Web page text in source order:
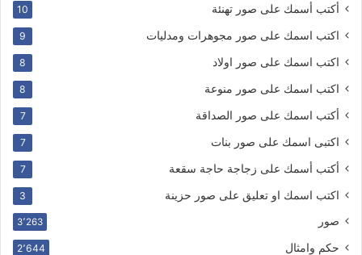
أكتب أسمك على صور تهنئة 10
اكتب اسمك على صور مجوهرات ومدليات 9
اكتب اسمك على صور اولاد 8
اكتب اسمك على صور منوعة 8
أكتب اسمك على صور الصداقة 7
اكتبى اسمك على صور بنات 7
أكتب أسمك على زجاجة حاجة سقعة 7
اكتب اسمك او تعليق على صور حزينة 3
صور 3٬263
حكم وامثال 2٬644